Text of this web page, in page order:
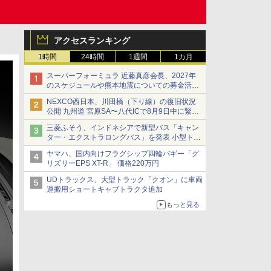
アクセスランキング
1時間 24時間 1週間 1カ月
スーパーフォーミュラ 近藤真彦会長、2027年
のスケジュールや熊本地震についての募金活動
を紹介
NEXCO西日本、川田橋（下り線）の復旧状況
公開 九州道 宮原SA〜八代ICで8月9日中に緊急
車両を通行可能に
三菱ふそう、インドネシアで新型バス「キャン
ター・エクストラロングバス」を発表 小型トラ
ックベースの観光・旅客輸送向けバス
ヤマハ、国内向けフラグシップ四輪バギー「グ
リズリーEPS XT-R」 価格220万円
UDトラックス、大型トラック「クオン」に車両
運搬用ショートキャブトラクタ追加
もっと見る